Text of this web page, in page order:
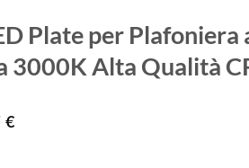
Plate per
3000K Alta Qualità
€Il